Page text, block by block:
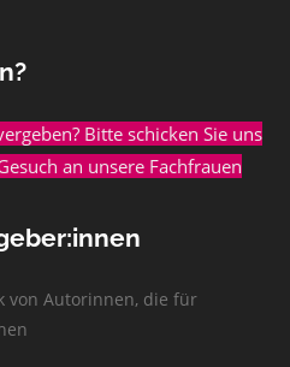
Bitte schicken Sie uns
an unsere Fachfrauen
von Autorinnen, die für